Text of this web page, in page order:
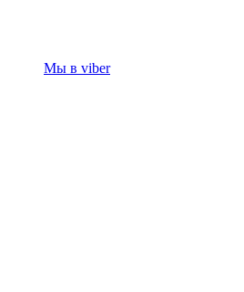
Мы в viber